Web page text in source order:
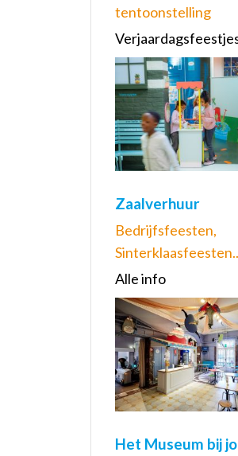
tentoonstelling
Zaalverhuur
Bedrijfsfeesten,
Alle info
Het Museum bij